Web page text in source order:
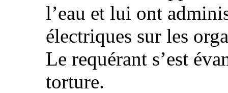
l’eau et lui ont
électriques sur les
Le requérant s’est
torture.